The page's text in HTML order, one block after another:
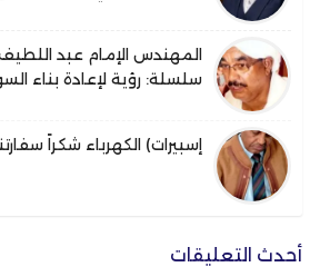
المهندس الإمام عبد
سلسلة: رؤية لإعادة بناء
إسبيرات) الكهرباء شكراً
أحدث التعليقات